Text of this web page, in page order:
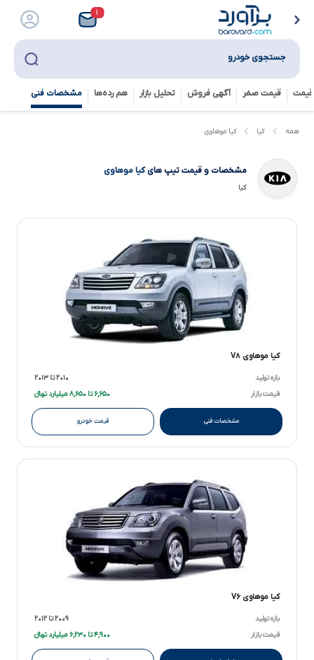
۱
جستجوی خودرو
قیمت صفر آگهی فروش تحلیل بازار هم رده‌ها‌ مشخصات فنی
همه کیا کیا موهاوی
مشخصات و قیمت تیپ هایکیا موهاوی
کیا
کیا موهاوی V۸
بازه تولید
۲۰۱۰ تا ۲۰۱۳
قیمت بازار
۶,۶۵۰ تا ۸,۶۵۰ میلیارد تومانءءء
مشخصات فنی قیمت خودرو
کیا موهاوی V۶
بازه تولید
۲۰۰۹ تا ۲۰۱۲
قیمت بازار
۴,۹۰۰ تا ۶,۲۳۰ میلیارد تومانءءء